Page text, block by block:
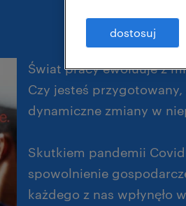
Świat pracy ewoluuje z
Czy jesteś
dynamiczne zmiany w
Skutkiem pandemii
spowolnienie
każdego z nas wpłynęło
dostosuj